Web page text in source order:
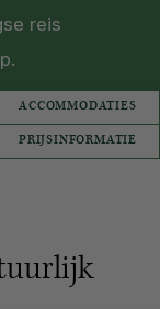
reis
ACCOMMODATIES
PRIJSINFORMATIE